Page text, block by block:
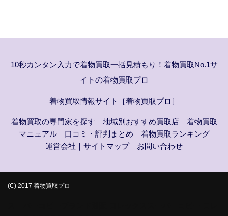
10秒カンタン入力で着物買取一括見積もり！着物買取No.1サ
イトの着物買取プロ
着物買取情報サイト［着物買取プロ］
着物買取の専門家を探す ｜ 地域別おすすめ買取店｜ 着物買取
マニュアル｜ 口コミ・評判まとめ ｜ 着物買取ランキング
運営会社 ｜ サイトマップ｜ お問い合わせ
(C) 2017 着物買取プロ